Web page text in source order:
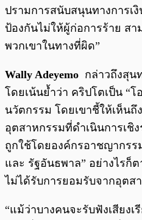
ปรามการสนับสนุนทางการเ
ป้องกันไม่ให้ผู้ก่อการร้าย ส
พวกเขาในทางที่ผิด”
Wally Adeyemo กล่าวถึงสุน
โดยเน้นย้ำว่า คริปโตเป็น “
นวัตกรรม โดยเขาชี้ให้เห็น
อุตสาหกรรมที่ดำเนินการเชิ
ถูกใช้โดยองค์กรอาชญากรร
และ รัฐอันธพาล” อย่างไรก็
ไม่ได้รับการยอมรับจากอุตส
“แม้ว่าบางคนจะรับฟังเสียงเ